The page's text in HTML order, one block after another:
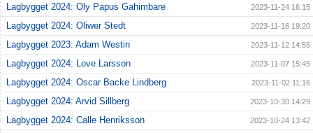
Lagbygget 2024: Oly Papus Gahimbare 2023-11-24 16:15
Lagbygget 2024: Oliwer Stedt 2023-11-16 19:20
Lagbygget 2023: Adam Westin 2023-11-12 14:55
Lagbygget 2024: Love Larsson 2023-11-07 15:45
Lagbygget 2024: Oscar Backe Lindberg 2023-11-02 11:16
Lagbygget 2024: Arvid Sillberg 2023-10-30 14:29
Lagbygget 2024: Calle Henriksson 2023-10-24 13:42